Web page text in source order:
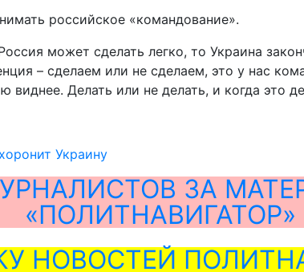
российское «командование».
может сделать легко, то Украина
– сделаем или не сделаем, это у нас
Делать или не делать, и когда это
Украину
ЗА
«ПОЛИТНАВИГАТОР»
НОВОСТЕЙ